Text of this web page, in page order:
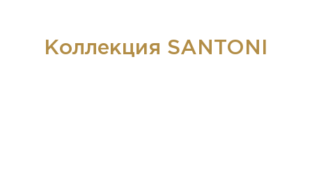
Коллекция SANTONI